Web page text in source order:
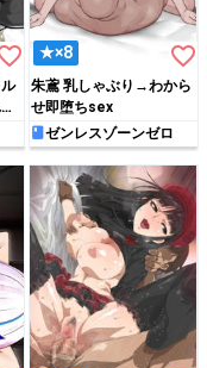
★×8 favorite_border
朱鳶 乳しゃぶり→わから
せ即堕ちsex
ゼンレスゾーンゼロ